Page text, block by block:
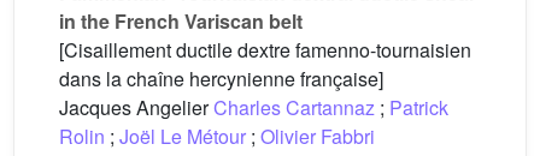
in the French Variscan belt
[Cisaillement ductile dextre famenno-tournaisien
dans la chaîne hercynienne française]
Jacques AngelierCharles Cartannaz ; Patrick
Rolin ; Joël Le Métour ; Olivier Fabbri